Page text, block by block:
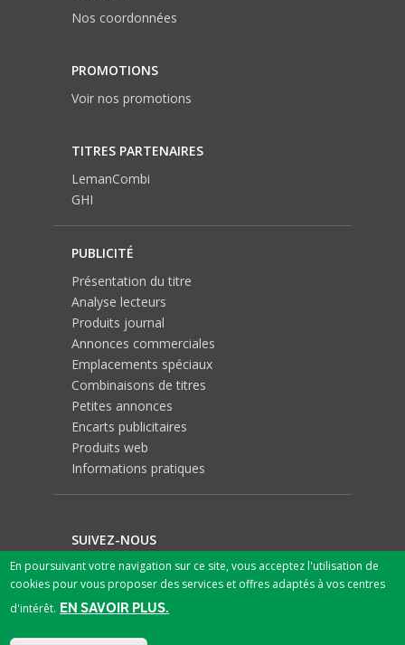
Nos coordonnées
PROMOTIONS
Voir nos promotions
TITRES PARTENAIRES
LemanCombi
GHI
PUBLICITÉ
Présentation du titre
Analyse lecteurs
Produits journal
Annonces commerciales
Emplacements spéciaux
Combinaisons de titres
Petites annonces
Encarts publicitaires
Produits web
Informations pratiques
SUIVEZ-NOUS
En poursuivant votre navigation sur ce site, vous acceptez l'utilisation de
cookies pour vous proposer des services et offres adaptés à vos centres
d'intérêt. EN SAVOIR PLUS.